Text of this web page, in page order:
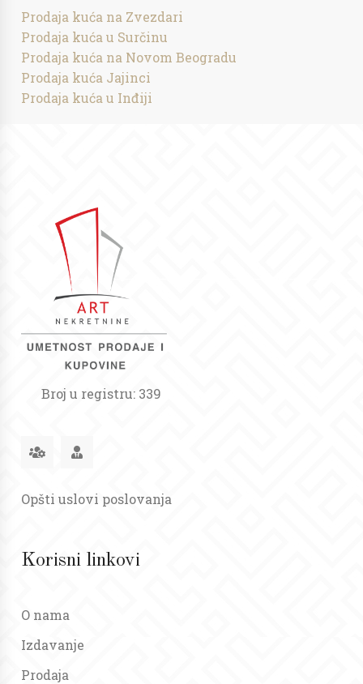
Prodaja kuća na Zvezdari
Prodaja kuća u Surčinu
Prodaja kuća na Novom Beogradu
Prodaja kuća Jajinci
Prodaja kuća u Inđiji
Broj u registru: 339
Opšti uslovi poslovanja
Korisni linkovi
O nama
Izdavanje
Prodaja